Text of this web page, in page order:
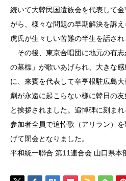
続いて大韓民国遺族会を代表して
がら、様々な問題の早期解決を訴
虎氏が生々しい苦難の半生を話され
その後、東京合唱団に地元の有
の墓標」が歌いあげられ、大きな
に、来賓を代表して辛亨根駐広島
劇が永遠に起こらない様に韓日の
と挨拶されました。追悼碑に刻ま
参加者全員で追悼歌（アリラン）
げて閉会となりました。
平和統一聯合 第11連合会 山口県本